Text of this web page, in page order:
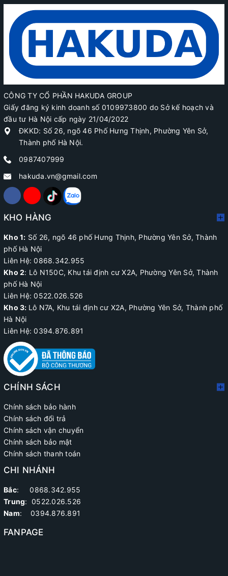
CÔNG TY CỔ PHẦN HAKUDA GROUP
Giấy đăng ký kinh doanh số 0109973800 do Sở kế hoạch và
đầu tư Hà Nội cấp ngày 21/04/2022
ĐKKD: Số 26, ngõ 46 Phố Hưng Thịnh, Phường Yên Sở,
Thành phố Hà Nội.
0987407999
hakuda.vn@gmail.com
KHO HÀNG
Kho 1: Số 26, ngõ 46 phố Hưng Thịnh, Phường Yên Sở, Thành
phố Hà Nội
Liên Hệ: 0868.342.955
Kho 2: Lô N150C, Khu tái định cư X2A, Phường Yên Sở, Thành
phố Hà Nội
Liên Hệ:0522.026.526
Kho 3: Lô N7A, Khu tái định cư X2A, Phường Yên Sở, Thành phố
Hà Nội
Liên Hệ: 0394.876.891
CHÍNH SÁCH
Chính sách bảo hành
Chính sách đổi trả
Chính sách vận chuyển
Chính sách bảo mật
Chính sách thanh toán
CHI NHÁNH
Bắc: 0868.342.955
Trung: 0522.026.526
Nam: 0394.876.891
FANPAGE